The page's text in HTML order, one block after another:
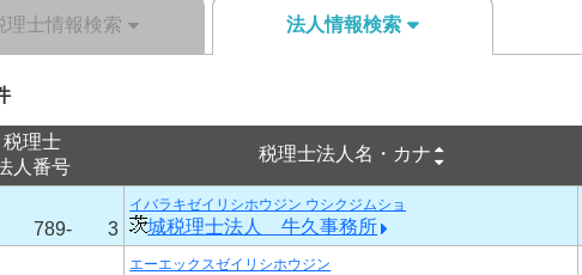
理士情報検索 法人情報検索
税理士
人番号
税理士法人名・カナ
789- 3
イバラキゼイリシホウジン ウシクジムショ
城税理士法人 牛久事務所
エーエックスゼイリシホウジン